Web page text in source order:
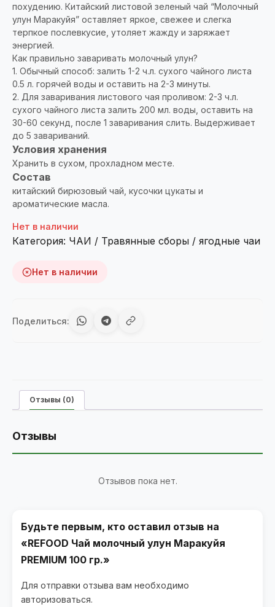
похудению. Китайский листовой зеленый чай “Молочный
улун Маракуйя” оставляет яркое, свежее и слегка
терпкое послевкусие, утоляет жажду и заряжает
энергией.
Как правильно заваривать молочный улун?
1. Обычный способ: залить 1-2 ч.л. сухого чайного листа
0.5 л. горячей воды и оставить на 2-3 минуты.
2. Для заваривания листового чая проливом: 2-3 ч.л.
сухого чайного листа залить 200 мл. воды, оставить на
30-60 секунд, после 1 заваривания слить. Выдерживает
до 5 завариваний.
Условия хранения
Хранить в сухом, прохладном месте.
Состав
китайский бирюзовый чай, кусочки цукаты и
ароматические масла.
Нет в наличии
Категория: ЧАИ / Травянные сборы / ягодные чаи
Нет в наличии
Поделиться:
Отзывы (0)
Отзывы
Отзывов пока нет.
Будьте первым, кто оставил отзыв на
«REFOOD Чай молочный улун Маракуйя
PREMIUM 100 гр.»
Для отправки отзыва вам необходимо
авторизоваться.